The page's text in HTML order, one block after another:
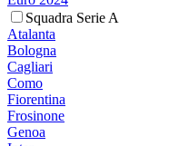
Squadra Serie A
Atalanta
Bologna
Cagliari
Como
Fiorentina
Frosinone
Genoa